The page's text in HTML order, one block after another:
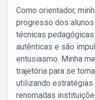
Como orientador,
progresso dos
técnicas
autênticas e são
entusiasmo. Minha
trajetória para se
utilizando estratégias
renomadas